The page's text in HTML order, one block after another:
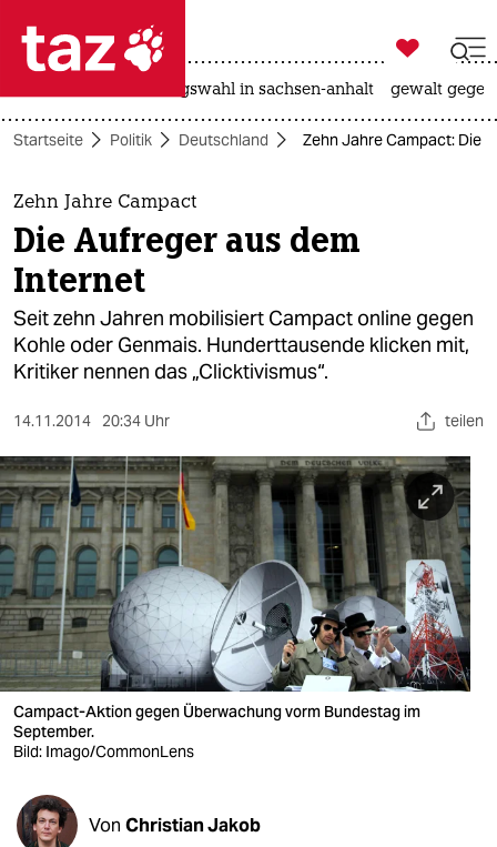
 taz zahl ich
taz zahl ich
themen
politik
öko
gesellschaft
sport
berlin
nord
wahrheit
verlag
verlag
veranstaltungen
fragen & hilfe

taz zahl ich
landtagswahl in sachsen-anhalt gewalt
Startseite Politik Deutschland Zehn Jahre Campact: Die
Zehn Jahre Campact
Die Aufreger aus dem
Internet
Seit zehn Jahren mobilisiert Campact online gegen
Kohle oder Genmais. Hunderttausende klicken mit,
Kritiker nennen das „Clicktivismus“.
14.11.2014 20:34 Uhr teilen
Campact-Aktion gegen Überwachung vorm Bundestag im
September.
Bild: Imago/CommonLens
Von Christian Jakob